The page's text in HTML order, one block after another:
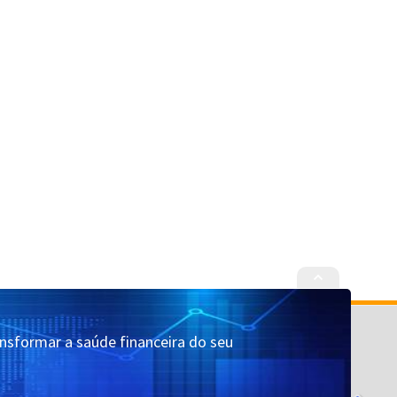
Cadastrar Quem Somos
a saúde financeira do seu